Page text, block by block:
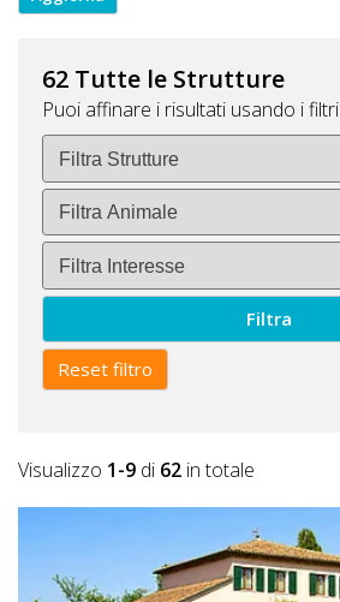
62 Tutte le Strutture
Puoi affinare i risultati usando i filtri
Filtra
Reset filtro
Visualizzo 1-9 di 62 in totale